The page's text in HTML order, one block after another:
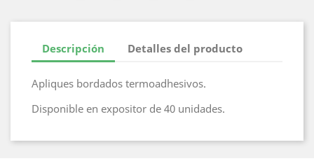
Descripción Detalles del producto
Apliques bordados termoadhesivos.
Disponible en expositor de 40 unidades.